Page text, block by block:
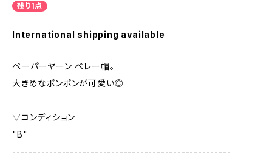
残り1点
International shipping available
ペーパーヤーン ベレー帽。
大きめなポンポンが可愛い◎
▽コンディション
"B"
-----------------------------------------------------